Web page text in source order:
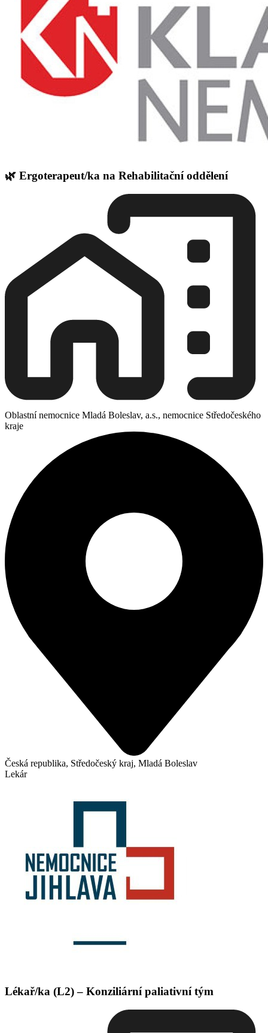
🌿 Ergoterapeut/ka na Rehabilitační oddělení
Oblastní nemocnice Mladá Boleslav, a.s., nemocnice Středočeského
kraje
Česká republika, Středočeský kraj, Mladá Boleslav
Lekár
Lékař/ka (L2) – Konziliární paliativní tým